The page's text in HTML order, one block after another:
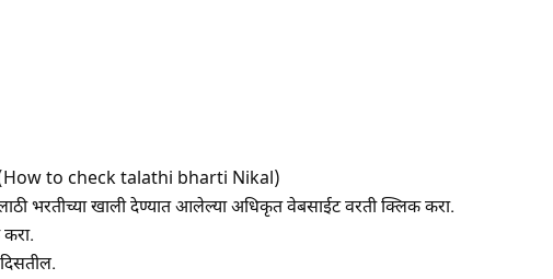
(How to check talathi bharti Nikal)
भरतीच्या खाली देण्यात आलेल्या अधिकृत वेबसाईट वरती क्लिक करा.